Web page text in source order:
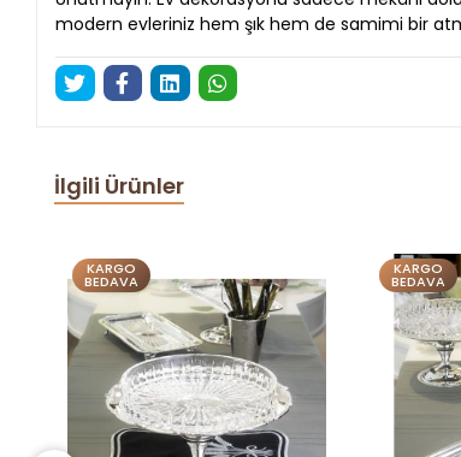
modern evleriniz hem şık hem de samimi bir
İlgili Ürünler
KARGO
BEDAVA
KARGO
BEDAVA